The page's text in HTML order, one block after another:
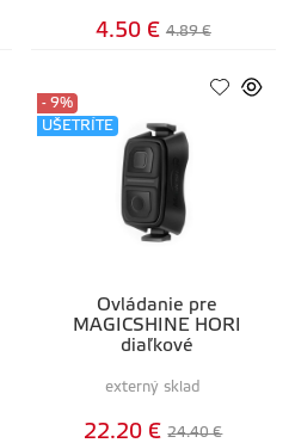
4.50 € 4.89 €
Ovládanie pre
MAGICSHINE HORI
diaľkové
- 9%
UŠETRÍTE
externý sklad
22.20 € 24.40 €